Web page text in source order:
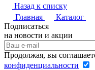
Назад к списку
Главная
Каталог
Подписаться
на новости и акции
Продолжая, вы
конфиденциальности